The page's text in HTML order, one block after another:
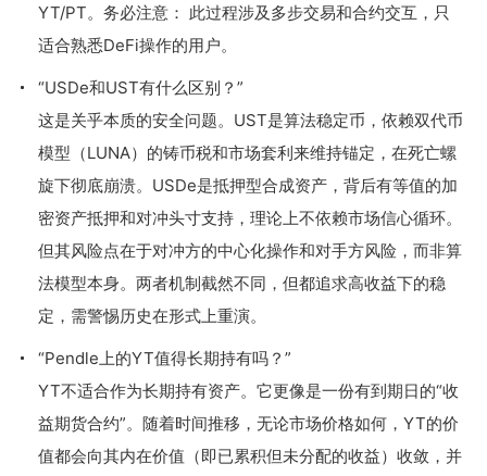
YT/PT。务必注意： 此过程涉及多步交易和合约交互，只
适合熟悉DeFi操作的用户。
“USDe和UST有什么区别？”
这是关乎本质的安全问题。UST是算法稳定币，依赖双代币
模型（LUNA）的铸币税和市场套利来维持锚定，在死亡螺
旋下彻底崩溃。USDe是抵押型合成资产，背后有等值的加
密资产抵押和对冲头寸支持，理论上不依赖市场信心循环。
但其风险点在于对冲方的中心化操作和对手方风险，而非算
法模型本身。两者机制截然不同，但都追求高收益下的稳
定，需警惕历史在形式上重演。
“Pendle上的YT值得长期持有吗？”
YT不适合作为长期持有资产。它更像是一份有到期日的“收
益期货合约”。随着时间推移，无论市场价格如何，YT的价
值都会向其内在价值（即已累积但未分配的收益）收敛，并